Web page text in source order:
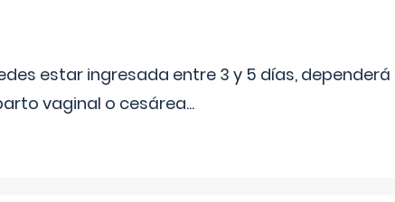
estar ingresada entre 3 y 5 días, dependerá
vaginal o cesárea...